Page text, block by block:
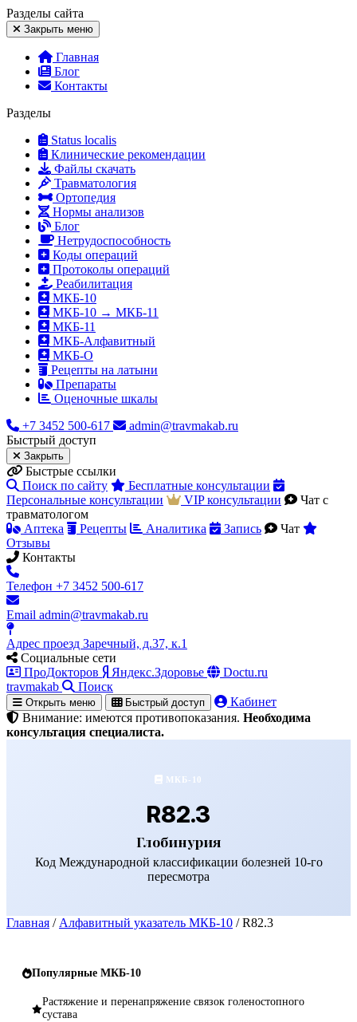
Разделы сайта
Закрыть меню
Главная
Блог
Контакты
Разделы
Status localis
Клинические рекомендации
Файлы скачать
Травматология
Ортопедия
Нормы анализов
Блог
Нетрудоспособность
Коды операций
Протоколы операций
Реабилитация
МКБ-10
МКБ-10 → МКБ-11
МКБ-11
МКБ-Алфавитный
МКБ-О
Рецепты на латыни
Препараты
Оценочные шкалы
+7 3452 500-617
admin@travmakab.ru
Быстрый доступ
Закрыть
Быстрые ссылки
Поиск по сайту
Бесплатные консультации
Персональные консультации
VIP консультации
Чат с
травматологом
Аптека
Рецепты Аналитика Запись
Чат
Отзывы
Контакты
Телефон +7 3452 500-617
Email admin@travmakab.ru
Адрес проезд Заречный, д.37, к.1
Социальные сети
ПроДокторов
Яндекс.Здоровье
Doctu.ru
travmakab Поиск
Открыть меню Быстрый доступ
Кабинет
Внимание: имеются противопоказания. Необходима
консультация специалиста.
МКБ-10
R82.3
Глобинурия
Код Международной классификации болезней 10-го
пересмотра
Главная / Алфавитный указатель МКБ-10 / R82.3
Популярные МКБ-10
Растяжение и перенапряжение связок голеностопного
сустава